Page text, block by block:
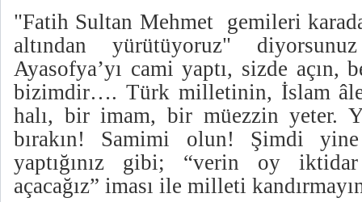
"Fatih Sultan Mehmet
gemileri
altından yürütüyoruz"
Ayasofya’yı cami yaptı, sizde açın,
bizimdir…. Türk milletinin, İslam
halı, bir imam, bir müezzin yeter.
bırakın! Samimi olun! Şimdi
yaptığınız gibi; “verin oy
açacağız” iması ile milleti